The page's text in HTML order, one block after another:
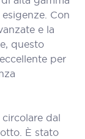
Con
e la
questo
per
dal
È stato